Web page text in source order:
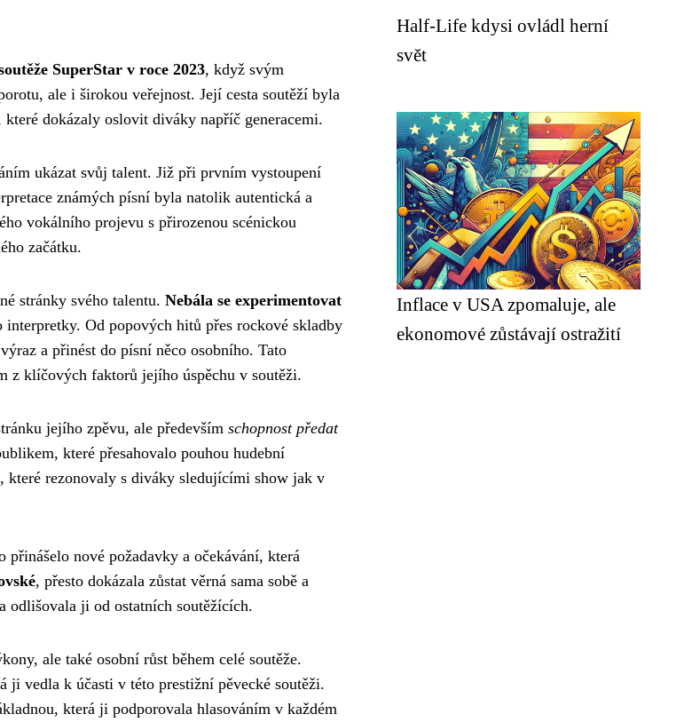
SuperStar v roce 2023, když svým
ale i širokou veřejnost. Její cesta soutěží byla
dokázaly oslovit diváky napříč generacemi.
ukázat svůj talent. Již při prvním vystoupení
známých písní byla natolik autentická a
vokálního projevu s přirozenou scénickou
začátku.
stránky svého talentu. Nebála se experimentovat
Od popových hitů přes rockové skladby
a přinést do písní něco osobního. Tato
z klíčových faktorů jejího úspěchu v soutěži.
jejího zpěvu, ale především schopnost předat
které přesahovalo pouhou hudební
které rezonovaly s diváky sledujícími show jak v
nové požadavky a očekávání, která
, přesto dokázala zůstat věrná sama sobě a
odlišovala ji od ostatních soutěžících.
ale také osobní růst během celé soutěže.
ji vedla k účasti v této prestižní pěvecké soutěži.
která ji podporovala hlasováním v každém
Half-Life kdysi ovládl herní
svět
Inflace v USA zpomaluje, ale
ekonomové zůstávají ostražití